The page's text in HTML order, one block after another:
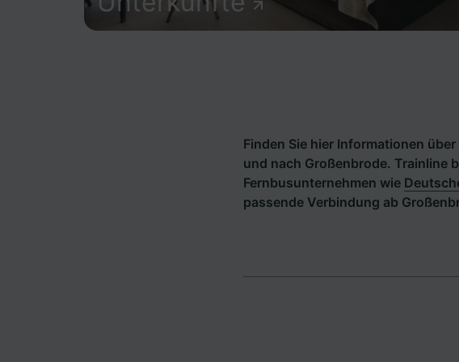
Finden Sie hier Informationen
und nach Großenbrode. Trainline
Fernbusunternehmen wie
passende Verbindung ab